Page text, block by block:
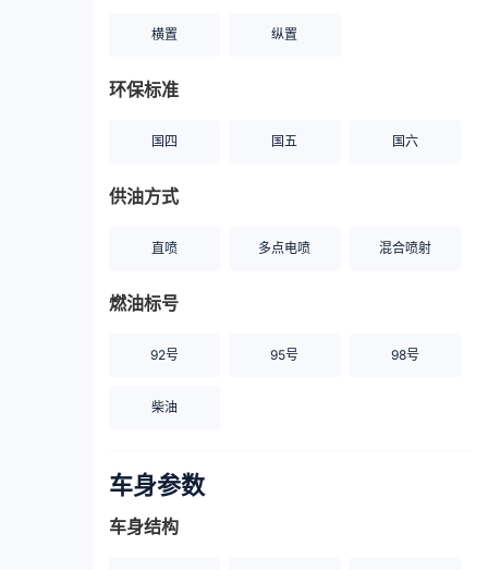
横置 纵置
环保标准
国四 国五 国六
供油方式
直喷 多点电喷 混合喷射
燃油标号
92号 95号 98号
柴油
车身参数
车身结构